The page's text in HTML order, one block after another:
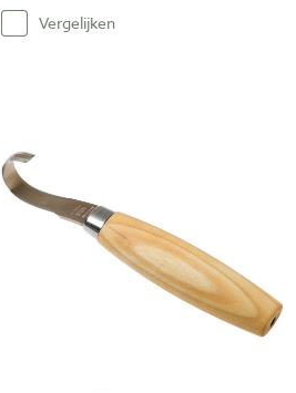
Vergelijken